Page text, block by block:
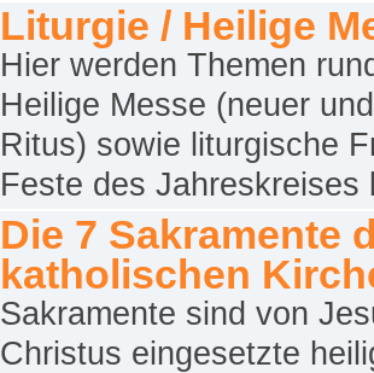
Liturgie / Heilige
Hier werden Themen
Heilige Messe (neuer
Ritus) sowie liturgische
Feste des Jahreskreises
Die 7 Sakramente
katholischen
Sakramente sind von
Christus eingesetzte